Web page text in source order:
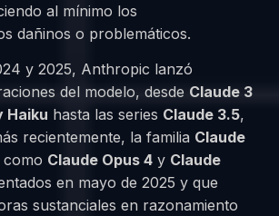
al mínimo los
dañinos o problemáticos.
y 2025, Anthropic lanzó
del modelo, desde Claude 3
Haiku hasta las series Claude 3.5,
recientemente, la familia Claude
Claude Opus 4 y Claude
en mayo de 2025 y que
sustanciales en razonamiento